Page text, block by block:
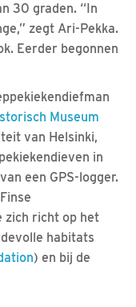
30 graden. “In
zegt Ari-Pekka.
Eerder begonnen
Museum
van Helsinki,
in
een GPS-logger.
zich richt op het
habitats
) en bij de